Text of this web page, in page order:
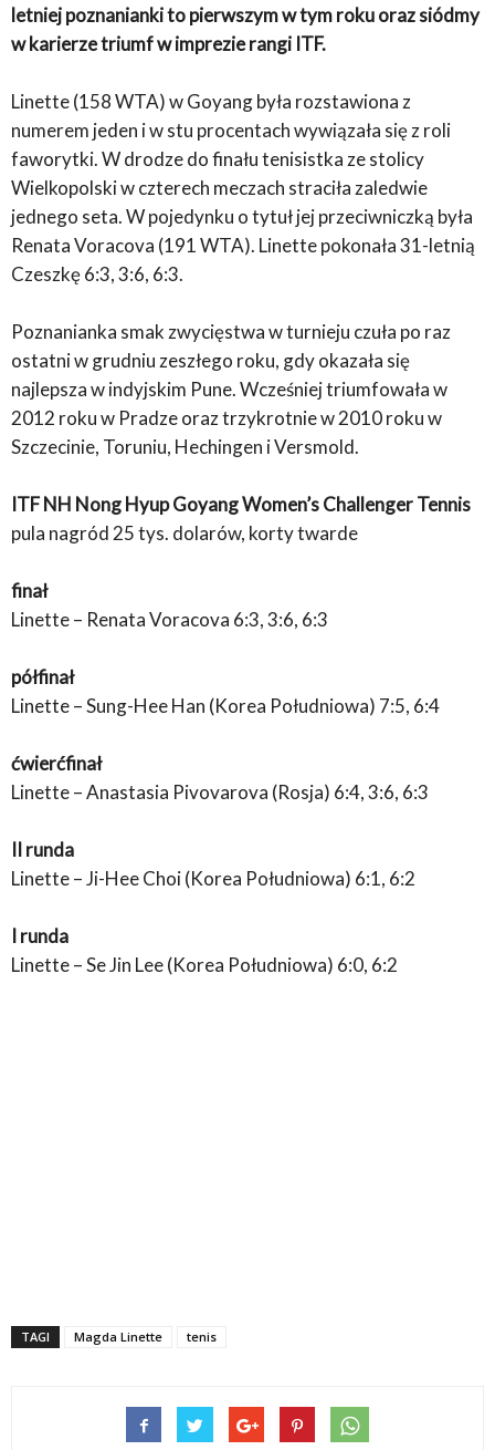
letniej poznanianki to pierwszym w tym roku oraz siódmy
w karierze triumf w imprezie rangi ITF.
Linette (158 WTA) w Goyang była rozstawiona z
numerem jeden i w stu procentach wywiązała się z roli
faworytki. W drodze do finału tenisistka ze stolicy
Wielkopolski w czterech meczach straciła zaledwie
jednego seta. W pojedynku o tytuł jej przeciwniczką była
Renata Voracova (191 WTA). Linette pokonała 31-letnią
Czeszkę 6:3, 3:6, 6:3.
Poznanianka smak zwycięstwa w turnieju czuła po raz
ostatni w grudniu zeszłego roku, gdy okazała się
najlepsza w indyjskim Pune. Wcześniej triumfowała w
2012 roku w Pradze oraz trzykrotnie w 2010 roku w
Szczecinie, Toruniu, Hechingen i Versmold.
ITF NH Nong Hyup Goyang Women’s Challenger Tennis
pula nagród 25 tys. dolarów, korty twarde
finał
Linette – Renata Voracova 6:3, 3:6, 6:3
półfinał
Linette – Sung-Hee Han (Korea Południowa) 7:5, 6:4
ćwierćfinał
Linette – Anastasia Pivovarova (Rosja) 6:4, 3:6, 6:3
II runda
Linette – Ji-Hee Choi (Korea Południowa) 6:1, 6:2
I runda
Linette – Se Jin Lee (Korea Południowa) 6:0, 6:2
TAGI Magda Linette tenis